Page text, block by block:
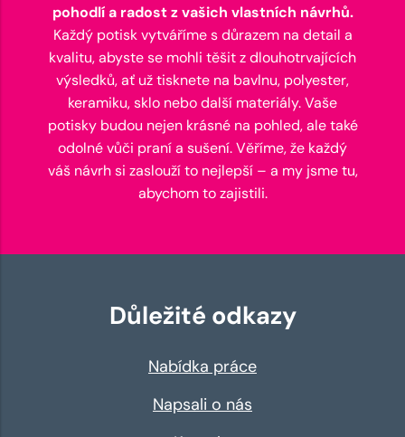
pohodlí a radost z vašich vlastních návrhů.
Každý potisk vytváříme s důrazem na detail a
kvalitu, abyste se mohli těšit z dlouhotrvajících
výsledků, ať už tisknete na bavlnu, polyester,
keramiku, sklo nebo další materiály. Vaše
potisky budou nejen krásné na pohled, ale také
odolné vůči praní a sušení. Věříme, že každý
váš návrh si zaslouží to nejlepší – a my jsme tu,
abychom to zajistili.
Důležité odkazy
Nabídka práce
Napsali o nás